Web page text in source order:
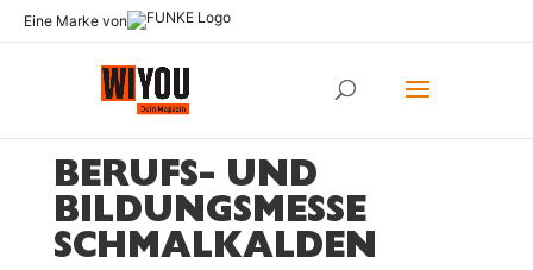
Eine Marke von
BERUFS- UND
BILDUNGSMESSE
SCHMALKALDEN